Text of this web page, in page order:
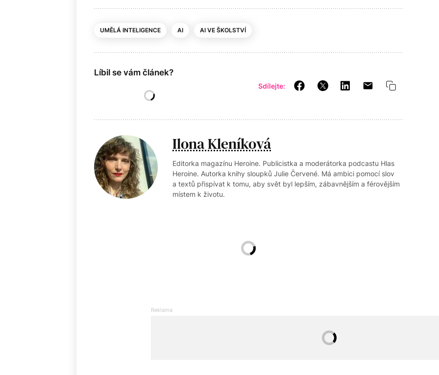
UMĚLÁ INTELIGENCE AI AI VE ŠKOLSTVÍ
Líbil se vám článek?
Sdílejte:
Ilona Kleníková
Editorka magazínu Heroine. Publicistka a moderátorka podcastu Hlas
Heroine. Autorka knihy sloupků Julie Červené. Má ambici pomocí slov
a textů přispívat k tomu, aby svět byl lepším, zábavnějším a férovějším
místem k životu.